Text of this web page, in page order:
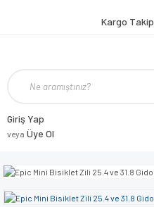
Kargo Takip
Giriş Yap
veya Üye Ol